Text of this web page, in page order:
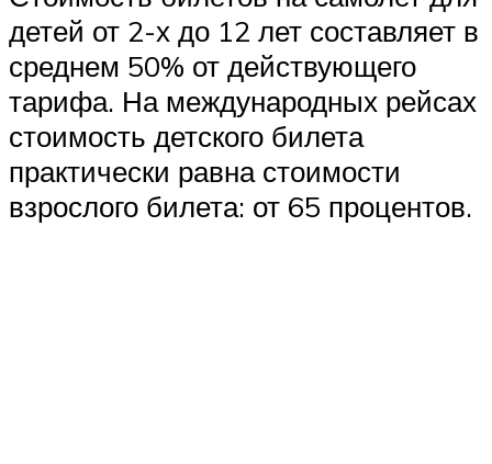
детей от 2-х до 12 лет составляет в
среднем 50% от действующего
тарифа. На международных рейсах
стоимость детского билета
практически равна стоимости
взрослого билета: от 65 процентов.